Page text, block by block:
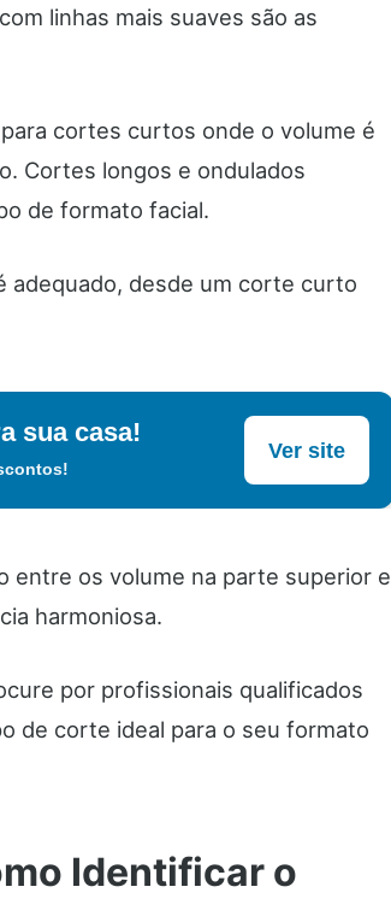
linhas mais suaves são as
cortes curtos onde o volume é
Cortes longos e ondulados
de formato facial.
adequado, desde um corte curto
sua casa!
Ver site
entre os volume na parte superior e
harmoniosa.
por profissionais qualificados
de corte ideal para o seu formato
Identificar o